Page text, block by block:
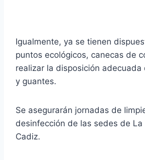
Igualmente, ya se tienen
puntos ecológicos, canecas de
realizar la disposición adecuada
y guantes.
Se asegurarán jornadas de
desinfección de las sedes de La
Cadiz.